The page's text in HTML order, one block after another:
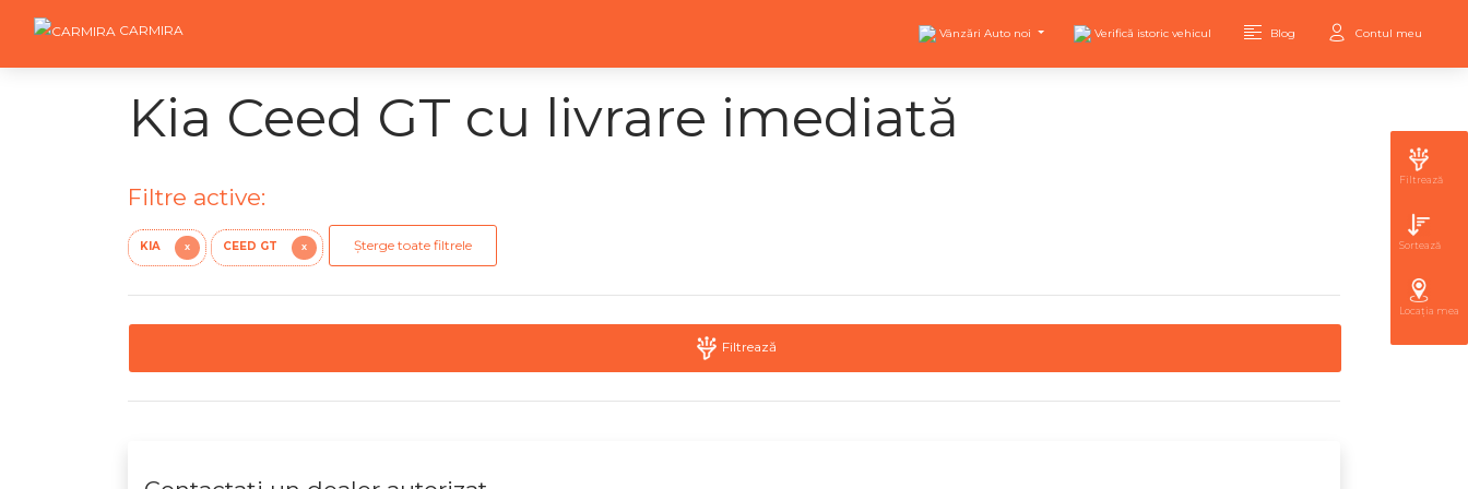
CARMIRA Vânzări Auto noi Verifică istoric vehicul Blog Contul meu
Kia Ceed GT cu livrare imediată
Filtre active:
KIA X CEED GT X Șterge toate filtrele
Filtrează
Filtrează
Sortează
Locația mea